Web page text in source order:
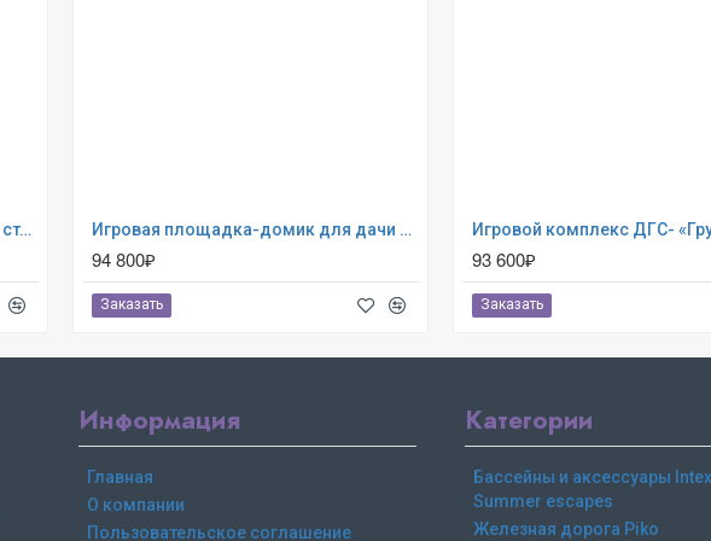
Детский спортивный элемент Гим. стенка Успех Игровая площадка-домик для дачи - Автофунтик
94 800₽
Заказать
93 600₽
Заказать
Информация
Главная
О компании
Пользовательское соглашение
Категории
Бассейны и аксессуары
Summer escapes
Железная дорога Piko